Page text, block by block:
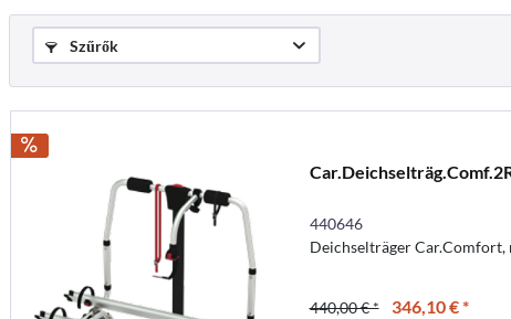
Szűrők
440646
Deichselträger Car.Comfort,
440,00 € * 346,10 € *